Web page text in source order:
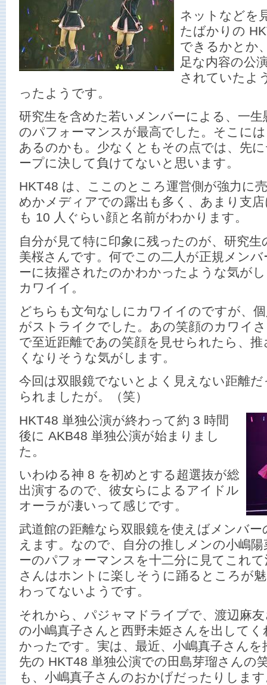
ネットなどを
たばかりの
できるかとか
足な内容の公
されていたよ
ったようです。
研究生を含めた若いメンバーによる、一
のパフォーマンスが最高でした。そこに
あるのかも。少なくともその点では、先
ープに決して負けてないと思います。
HKT48 は、ここのところ運営側が強力に
めかメディアでの露出も多く、あまり支
も 10 人ぐらい顔と名前がわかります。
自分が見て特に印象に残ったのが、研究
美桜さんです。何でこの二人が正規メン
ーに抜擢されたのかわかったような気が
カワイイ。
どちらも文句なしにカワイイのですが、
がストライクでした。あの笑顔のカワイ
で至近距離であの笑顔を見せられたら、
くなりそうな気がします。
今回は双眼鏡でないとよく見えない距離
られましたが。（笑）
HKT48 単独公演が終わって約 3 時間
後に AKB48 単独公演が始まりまし
た。
いわゆる神 8 を初めとする超選抜が総
出演するので、彼女らによるアイドル
オーラが凄いって感じです。
武道館の距離なら双眼鏡を使えばメンバ
えます。なので、自分の推しメンの小嶋
ーのパフォーマンスを十二分に見てこれ
さんはホントに楽しそうに踊るところが
わってないようです。
それから、パジャマドライブで、渡辺麻
の小嶋真子さんと西野未姫さんを出して
かったです。実は、最近、小嶋真子さん
先の HKT48 単独公演での田島芽瑠さんの
も、小嶋真子さんのおかげだったりしま